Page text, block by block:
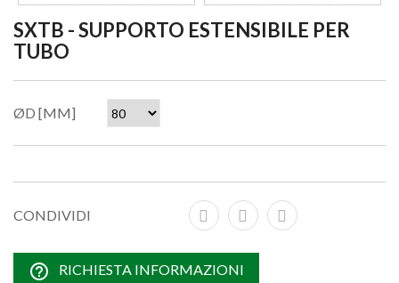
SXTB - SUPPORTO ESTENSIBILE PER
TUBO
ØD [MM]
CONDIVIDI
help_outline RICHIESTA INFORMAZIONI